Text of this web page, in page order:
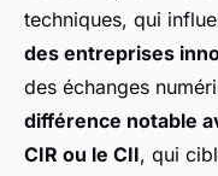
techniques, qui
des entreprises
des échanges
différence notable
CIR ou le CII, qui